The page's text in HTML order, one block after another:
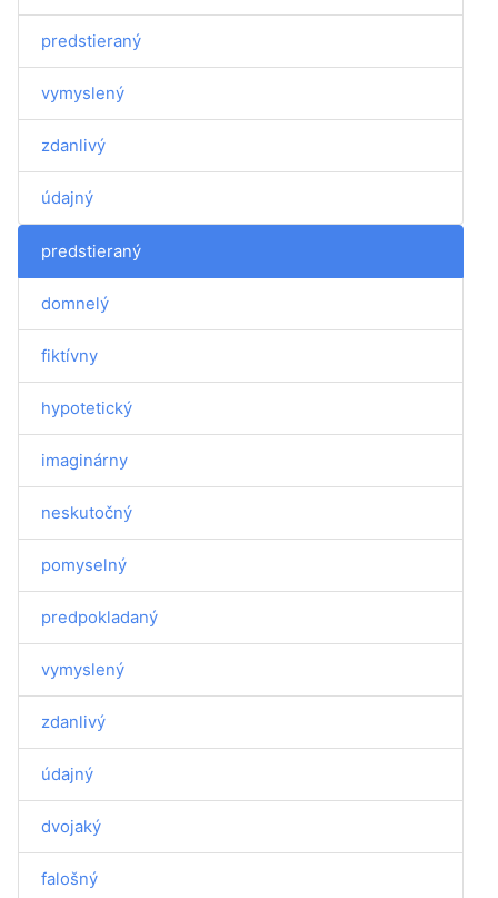
predstieraný
vymyslený
zdanlivý
údajný
predstieraný
domnelý
fiktívny
hypotetický
imaginárny
neskutočný
pomyselný
predpokladaný
vymyslený
zdanlivý
údajný
dvojaký
falošný